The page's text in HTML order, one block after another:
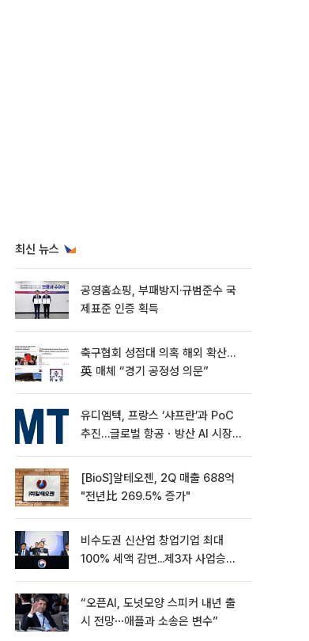
최신 뉴스
공영홈쇼핑, 부패방지·규범준수 국
제표준 인증 획득
축구협회 성접대 의혹 해외 확산…
英 매체 “경기 공정성 의문”
유디엠텍, 프랑스 ‘샤프란’과 PoC
추진…글로벌 항공ㆍ방산 AI 시장
[BioS]알테오젠, 2Q 매출 688억
"전년比 269.5% 증가"
비수도권 신산업 창업기업 최대
100% 세액 감면...제3자 사업승계
“오픈AI, 도넛모양 스피커 내년 출
시 전망⋯애플과 소송은 변수”